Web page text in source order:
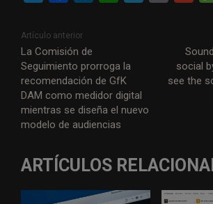
i
t
t
r
c
e
b
o
k
e
d
I
n
s
A
p
p
a
i
l
Artículo anterior
La Comisión de
Seguimiento prorroga la
recomendación de GfK
DAM como medidor digital
mientras se diseña el nuevo
modelo de audiencias
social
see the
ARTÍCULOS